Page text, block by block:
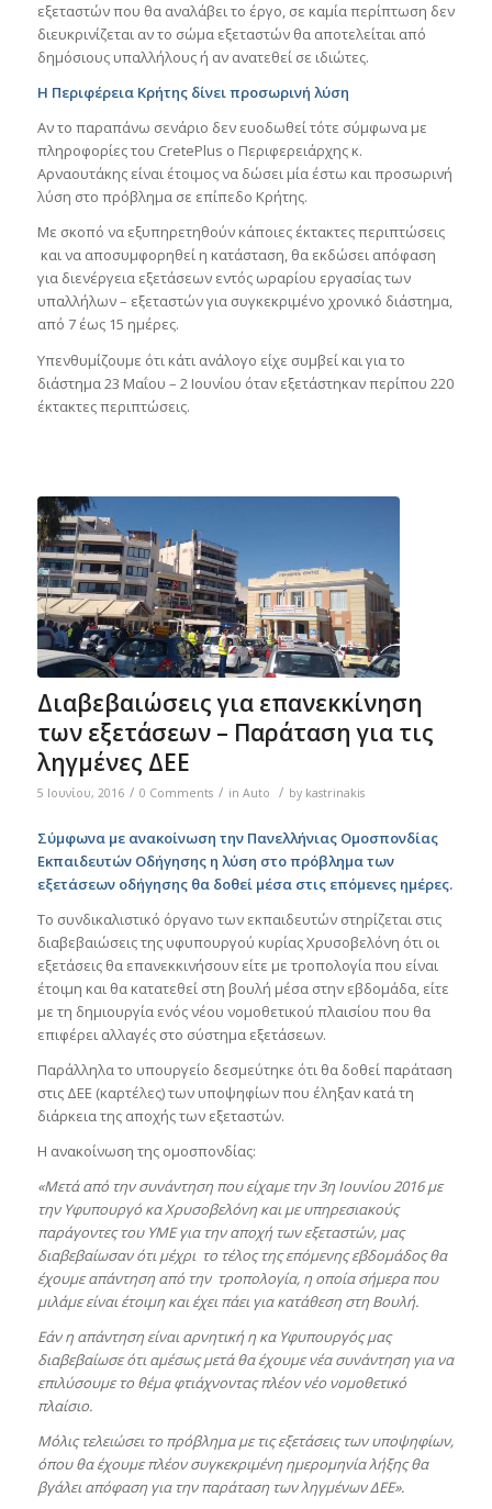
εξεταστών που θα αναλάβει το έργο, σε καμία περίπτωση δεν
διευκρινίζεται αν το σώμα εξεταστών θα αποτελείται από
δημόσιους υπαλλήλους ή αν ανατεθεί σε ιδιώτες.
Η Περιφέρεια Κρήτης δίνει προσωρινή λύση
Αν το παραπάνω σενάριο δεν ευοδωθεί τότε σύμφωνα με
πληροφορίες του CretePlus ο Περιφερειάρχης κ.
Αρναουτάκης είναι έτοιμος να δώσει μία έστω και προσωρινή
λύση στο πρόβλημα σε επίπεδο Κρήτης.
Με σκοπό να εξυπηρετηθούν κάποιες έκτακτες περιπτώσεις
και να αποσυμφορηθεί η κατάσταση, θα εκδώσει απόφαση
για διενέργεια εξετάσεων εντός ωραρίου εργασίας των
υπαλλήλων – εξεταστών για συγκεκριμένο χρονικό διάστημα,
από 7 έως 15 ημέρες.
Υπενθυμίζουμε ότι κάτι ανάλογο είχε συμβεί και για το
διάστημα 23 Μαΐου – 2 Ιουνίου όταν εξετάστηκαν περίπου 220
έκτακτες περιπτώσεις.
Διαβεβαιώσεις για επανεκκίνηση
των εξετάσεων – Παράταση για τις
ληγμένες ΔΕΕ
5 Ιουνίου, 2016 / 0 Comments / in Auto / by kastrinakis
Σύμφωνα με ανακοίνωση την Πανελλήνιας Ομοσπονδίας
Εκπαιδευτών Οδήγησης η λύση στο πρόβλημα των
εξετάσεων οδήγησης θα δοθεί μέσα στις επόμενες ημέρες.
Το συνδικαλιστικό όργανο των εκπαιδευτών στηρίζεται στις
διαβεβαιώσεις της υφυπουργού κυρίας Χρυσοβελόνη ότι οι
εξετάσεις θα επανεκκινήσουν είτε με τροπολογία που είναι
έτοιμη και θα κατατεθεί στη βουλή μέσα στην εβδομάδα, είτε
με τη δημιουργία ενός νέου νομοθετικού πλαισίου που θα
επιφέρει αλλαγές στο σύστημα εξετάσεων.
Παράλληλα το υπουργείο δεσμεύτηκε ότι θα δοθεί παράταση
στις ΔΕΕ (καρτέλες) των υποψηφίων που έληξαν κατά τη
διάρκεια της αποχής των εξεταστών.
Η ανακοίνωση της ομοσπονδίας:
«Μετά από την συνάντηση που είχαμε την 3η Ιουνίου 2016 με
την Υφυπουργό κα Χρυσοβελόνη και με υπηρεσιακούς
παράγοντες του ΥΜΕ για την αποχή των εξεταστών, μας
διαβεβαίωσαν ότι μέχρι το τέλος της επόμενης εβδομάδος θα
έχουμε απάντηση από την τροπολογία, η οποία σήμερα που
μιλάμε είναι έτοιμη και έχει πάει για κατάθεση στη Βουλή.
Εάν η απάντηση είναι αρνητική η κα Υφυπουργός μας
διαβεβαίωσε ότι αμέσως μετά θα έχουμε νέα συνάντηση για να
επιλύσουμε το θέμα φτιάχνοντας πλέον νέο νομοθετικό
πλαίσιο.
Μόλις τελειώσει το πρόβλημα με τις εξετάσεις των υποψηφίων,
όπου θα έχουμε πλέον συγκεκριμένη ημερομηνία λήξης θα
βγάλει απόφαση για την παράταση των ληγμένων ΔΕΕ».